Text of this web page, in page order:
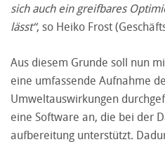
sich auch ein greifbares
lässt“, so Heiko Frost
Aus diesem Grunde soll nun
eine umfassende Aufnahme
Umweltauswirkungen
eine Software an, die bei der
aufbereitung unterstützt.